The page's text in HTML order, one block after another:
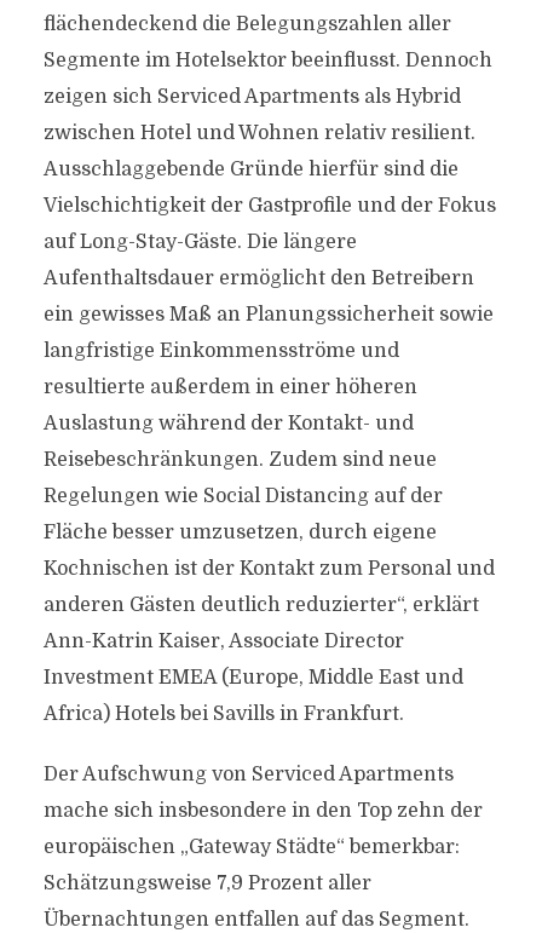
flächendeckend die Belegungszahlen aller
Segmente im Hotelsektor beeinflusst. Dennoch
zeigen sich Serviced Apartments als Hybrid
zwischen Hotel und Wohnen relativ resilient.
Ausschlaggebende Gründe hierfür sind die
Vielschichtigkeit der Gastprofile und der Fokus
auf Long-Stay-Gäste. Die längere
Aufenthaltsdauer ermöglicht den Betreibern
ein gewisses Maß an Planungssicherheit sowie
langfristige Einkommensströme und
resultierte außerdem in einer höheren
Auslastung während der Kontakt- und
Reisebeschränkungen. Zudem sind neue
Regelungen wie Social Distancing auf der
Fläche besser umzusetzen, durch eigene
Kochnischen ist der Kontakt zum Personal und
anderen Gästen deutlich reduzierter“, erklärt
Ann-Katrin Kaiser, Associate Director
Investment EMEA (Europe, Middle East und
Africa) Hotels bei Savills in Frankfurt.
Der Aufschwung von Serviced Apartments
mache sich insbesondere in den Top zehn der
europäischen „Gateway Städte“ bemerkbar:
Schätzungsweise 7,9 Prozent aller
Übernachtungen entfallen auf das Segment.